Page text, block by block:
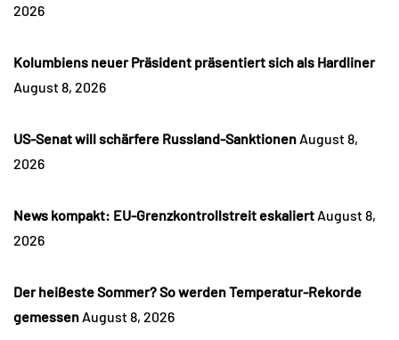
2026
Kolumbiens neuer Präsident präsentiert sich als Hardliner
August 8, 2026
US-Senat will schärfere Russland-Sanktionen August 8,
2026
News kompakt: EU-Grenzkontrollstreit eskaliert August 8,
2026
Der heißeste Sommer? So werden Temperatur-Rekorde
gemessen August 8, 2026